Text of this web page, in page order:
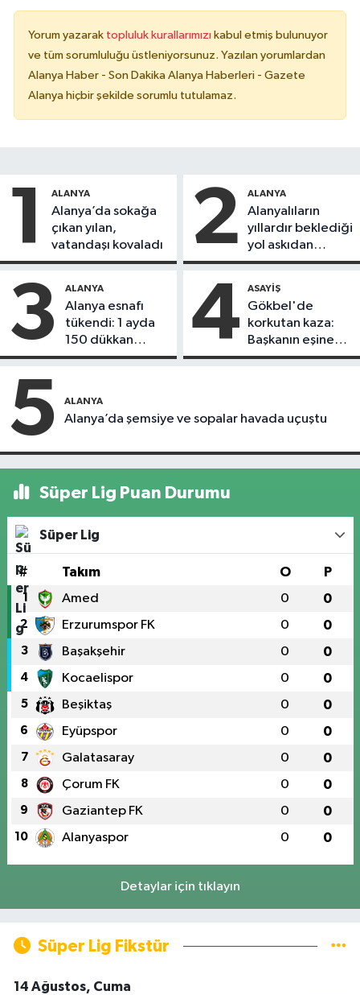
Yorum yazarak topluluk kurallarımızı kabul etmiş bulunuyor
ve tüm sorumluluğu üstleniyorsunuz. Yazılan yorumlardan
Alanya Haber - Son Dakika Alanya Haberleri - Gazete
Alanya hiçbir şekilde sorumlu tutulamaz.
1 ALANYA
Alanya’da sokağa
çıkan yılan,
vatandaşı kovaladı
2 ALANYA
Alanyalıların
yıllardır beklediği
yol askıdan
döndü
3 ALANYA
Alanya esnafı
tükendi: 1 ayda
150 dükkan
kapandı
4 ASAYIŞ
Gökbel'de
korkutan kaza:
Başkanın eşine
motosiklet çarptı
5 ALANYA
Alanya’da şemsiye ve sopalar havada uçuştu
Süper Lig Puan Durumu
Süper Lig
# Takım O P
1 Amed 0 0
2 Erzurumspor FK 0 0
3 Başakşehir 0 0
4 Kocaelispor 0 0
5 Beşiktaş 0 0
6 Eyüpspor 0 0
7 Galatasaray 0 0
8 Çorum FK 0 0
9 Gaziantep FK 0 0
10 Alanyaspor 0 0
Detaylar için tıklayın
Süper Lig Fikstür
14 Ağustos, Cuma